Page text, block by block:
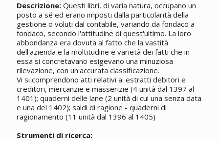
Descrizione:Questi libri, di varia natura, occupano un
posto a sé ed erano imposti dalla particolarità della
gestione o voluti dal contabile, variando da fondaco a
fondaco, secondo l'attitudine di quest'ultimo. La loro
abbondanza era dovuta al fatto che la vastità
dell'azienda e la moltitudine e varietà dei fatti che in
essa si concretavano esigevano una minuziosa
rilevazione, con un'accurata classificazione.
Vi si comprendono atti relativi a: estratti debitori e
creditori, mercanzie e masserizie (4 unità dal 1397 al
1401); quaderni delle lane (2 unità di cui una senza data
e una del 1402); saldi di ragione - quaderni di
ragionamento (11 unità dal 1396 al 1405)
Strumenti di ricerca: